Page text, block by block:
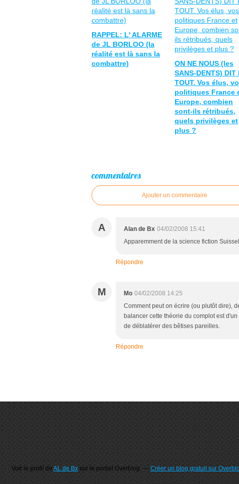
RAPPEL: L' ALARME
de JL BORLOO (la
réalité est là sans la
combattre)
ON NE NOUS (les
SANS-DENTS) DIT
TOUT. Vos élus,
politiques France
Europe, combien
sont-ils rétribués,
quels privilèges et
plus ?
commentaires
Ajouter un commentaire
A Alan de Bx 04/02/2008 15:41
Apparemment de la science fiction
Répondre
M Mo 04/02/2008 14:25
Comment peut on écrire (ou plutôt dire),
balancer cette théorie du complot est
de déblatérer des bêtises pareilles.
Répondre
Voir le profil deAL de Bxsur le portail Overblog Créer un blog gratuit sur